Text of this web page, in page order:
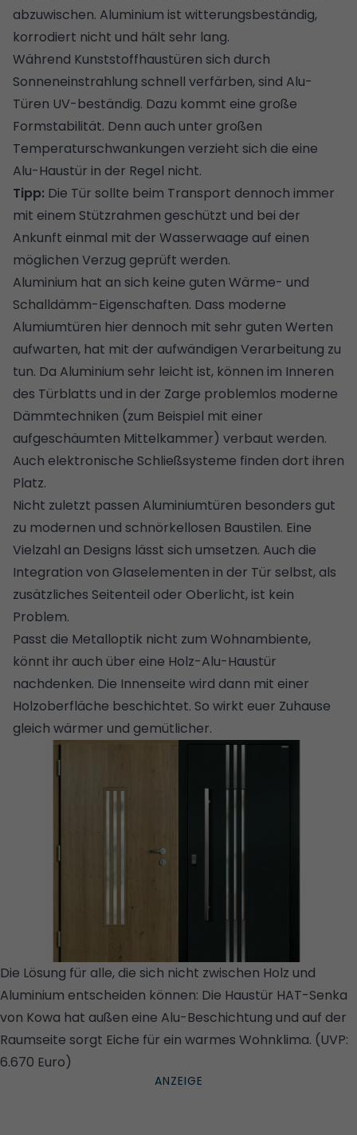
abzuwischen. Aluminium ist witterungsbeständig,
korrodiert nicht und hält sehr lang.
Während Kunststoffhaustüren sich durch
Sonneneinstrahlung schnell verfärben, sind Alu-
Türen UV-beständig. Dazu kommt eine große
Formstabilität. Denn auch unter großen
Temperaturschwankungen verzieht sich die eine
Alu-Haustür in der Regel nicht.
Tipp: Die Tür sollte beim Transport dennoch immer
mit einem Stützrahmen geschützt und bei der
Ankunft einmal mit der Wasserwaage auf einen
möglichen Verzug geprüft werden.
Aluminium hat an sich keine guten Wärme- und
Schalldämm-Eigenschaften. Dass moderne
Alumiumtüren hier dennoch mit sehr guten Werten
aufwarten, hat mit der aufwändigen Verarbeitung zu
tun. Da Aluminium sehr leicht ist, können im Inneren
des Türblatts und in der Zarge problemlos moderne
Dämmtechniken (zum Beispiel mit einer
aufgeschäumten Mittelkammer) verbaut werden.
Auch elektronische Schließsysteme finden dort ihren
Platz.
Nicht zuletzt passen Aluminiumtüren besonders gut
zu modernen und schnörkellosen Baustilen. Eine
Vielzahl an Designs lässt sich umsetzen. Auch die
Integration von Glaselementen in der Tür selbst, als
zusätzliches Seitenteil oder Oberlicht, ist kein
Problem.
Passt die Metalloptik nicht zum Wohnambiente,
könnt ihr auch über eine Holz-Alu-Haustür
nachdenken. Die Innenseite wird dann mit einer
Holzoberfläche beschichtet. So wirkt euer Zuhause
gleich wärmer und gemütlicher.
Die Lösung für alle, die sich nicht zwischen Holz und
Aluminium entscheiden können: Die Haustür HAT-Senka
von Kowa hat außen eine Alu-Beschichtung und auf der
Raumseite sorgt Eiche für ein warmes Wohnklima. (UVP:
6.670 Euro)